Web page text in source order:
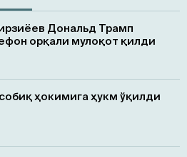
Дональд Трамп
орқали мулоқот қилди
ҳокимига ҳукм ўқилди